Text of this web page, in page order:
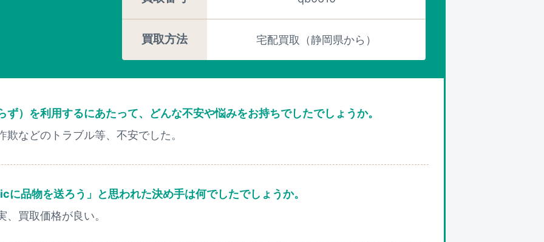
買取方法 宅配買取（静岡県から）
）を利用するにあたって、どんな不安や悩みをお持ちでしたでしょうか。
などのトラブル等、不安でした。
品物を送ろう」と思われた決め手は何でしたでしょうか。
買取価格が良い。